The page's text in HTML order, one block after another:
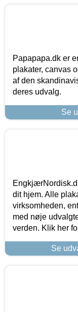
Papapapa.dk er
plakater, canvas
af den
deres udvalg.
Se
dit hjem. Alle
virksomheden,
med nøje
verden. Klik her
Se